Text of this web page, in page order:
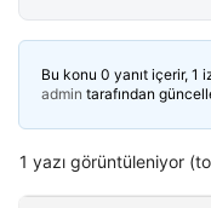
Bu konu 0 yanıt içerir, 1
admin tarafından
1 yazı görüntüleniyor